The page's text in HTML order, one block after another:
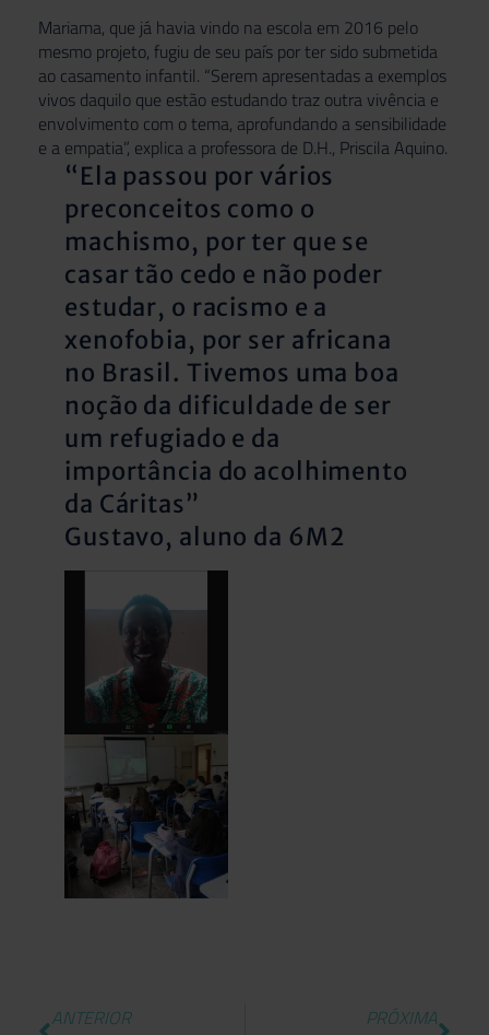
Mariama, que já havia vindo na escola em 2016 pelo
mesmo projeto, fugiu de seu país por ter sido submetida
ao casamento infantil. “Serem apresentadas a exemplos
vivos daquilo que estão estudando traz outra vivência e
envolvimento com o tema, aprofundando a sensibilidade
e a empatia”, explica a professora de D.H., Priscila Aquino.
“Ela passou por vários
preconceitos como o
machismo, por ter que se
casar tão cedo e não poder
estudar, o racismo e a
xenofobia, por ser africana
no Brasil. Tivemos uma boa
noção da dificuldade de ser
um refugiado e da
importância do acolhimento
da Cáritas”
Gustavo, aluno da 6M2
ANTERIOR PRÓXIMA